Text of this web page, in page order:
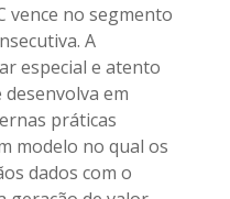
vence no segmento
A
especial e atento
em
práticas
modelo no qual os
dados com o